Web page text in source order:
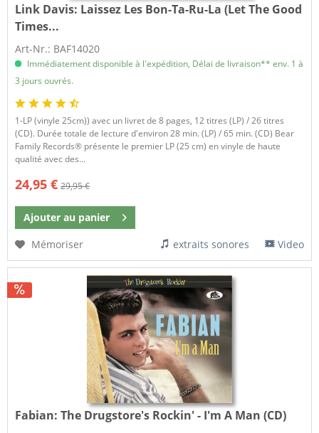
Link Davis: Laissez Les Bon-Ta-Ru-La (Let The Good
Times...
Art-Nr.: BAF14020
Immédiatement disponible à l'expédition, Délai de livraison** env. 1 à
3 jours ouvrés.
1-LP (vinyle 25cm)) avec un livret de 8 pages, 12 titres (LP) / 26 titres
(CD). Durée totale de lecture d'environ 28 min. (LP) / 65 min. (CD) Bear
Family Records® présente le premier LP (25 cm) en vinyle de haute
qualité avec des...
24,95 € 29,95 €
Ajouter au panier
Mémoriser
extraits sonores Video
Fabian:The Drugstore's Rockin' - I'm A Man (CD)